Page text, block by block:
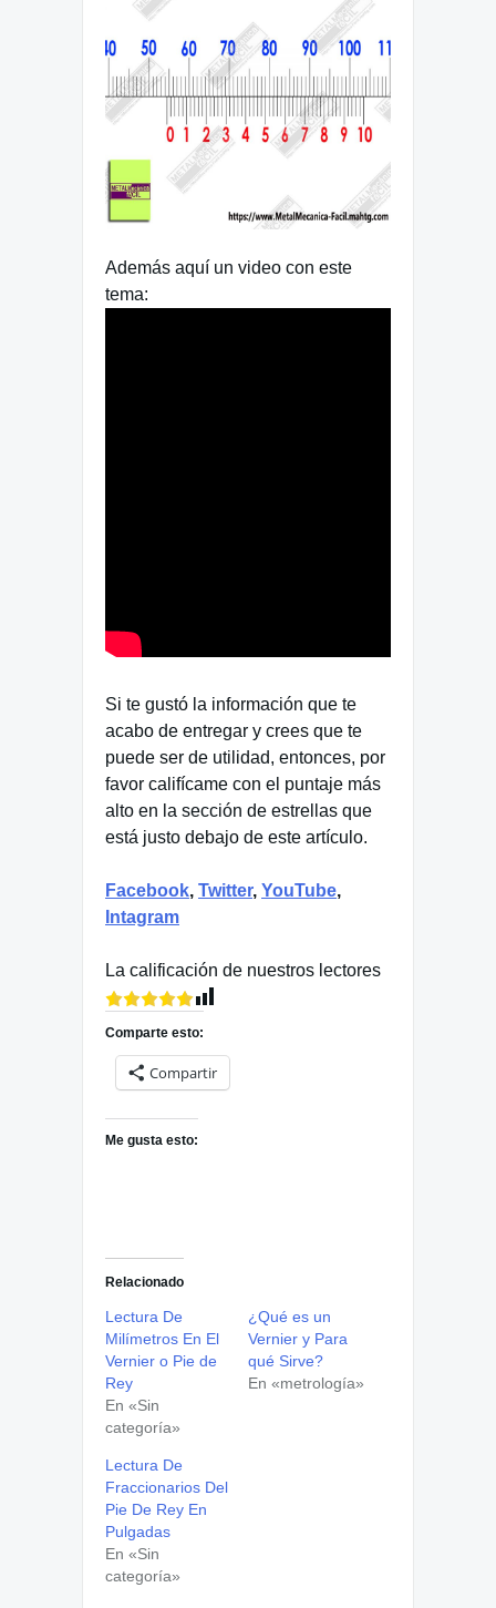
Además aquí un video con este
tema:
Si te gustó la información que te
acabo de entregar y crees que te
puede ser de utilidad, entonces, por
favor califícame con el puntaje más
alto en la sección de estrellas que
está justo debajo de este artículo.
Facebook, Twitter, YouTube,
Intagram
La calificación de nuestros lectores
Comparte esto:
Compartir
Me gusta esto:
Relacionado
Lectura De
Milímetros En El
Vernier o Pie de
Rey
En «Sin
categoría»
¿Qué es un
Vernier y Para
qué Sirve?
En «metrología»
Lectura De
Fraccionarios Del
Pie De Rey En
Pulgadas
En «Sin
categoría»